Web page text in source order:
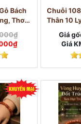
Am cũng là dòng
mùi gỗ rõ
Bách
Thơm
Chuỗi
Thân 10
Giá
Giá